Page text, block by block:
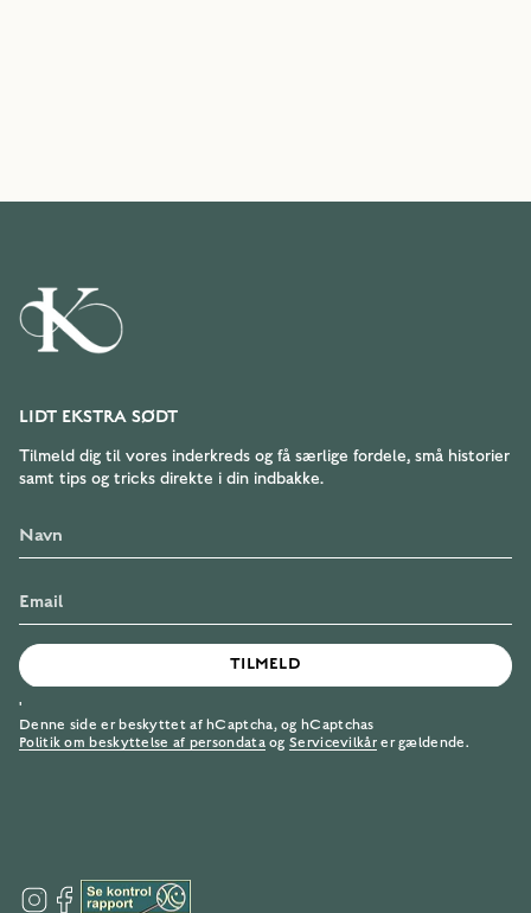
LIDT EKSTRA SØDT
Tilmeld dig til vores inderkreds og få særlige fordele, små historier
samt tips og tricks direkte i din indbakke.
TILMELD
'
Denne side er beskyttet af hCaptcha, og hCaptchas
Politik om beskyttelse af persondataogServicevilkårer gældende.
F